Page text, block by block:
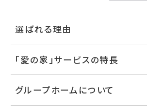
選ばれる理由
「愛の家」サービスの特長
グループホームについて